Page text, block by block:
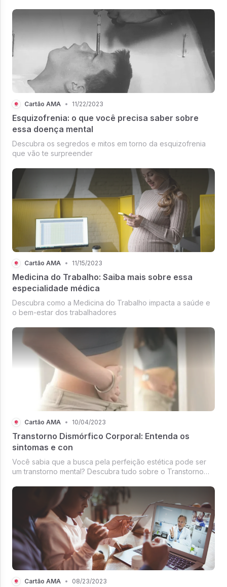
Cartão AMA • 11/22/2023
Esquizofrenia: o que você precisa saber sobre
essa doença mental
Descubra os segredos e mitos em torno da esquizofrenia
que vão te surpreender
Cartão AMA • 11/15/2023
Medicina do Trabalho: Saiba mais sobre essa
especialidade médica
Descubra como a Medicina do Trabalho impacta a saúde e
o bem-estar dos trabalhadores
Cartão AMA • 10/04/2023
Transtorno Dismórfico Corporal: Entenda os
sintomas e con
Você sabia que a busca pela perfeição estética pode ser
um transtorno mental? Descubra tudo sobre o Transtorno
Cartão AMA • 08/23/2023